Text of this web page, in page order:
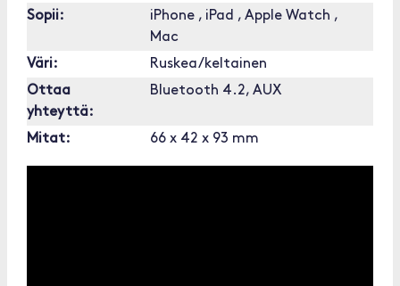
Sopii:
iPhone , iPad , Apple Watch ,
Mac
Väri:
Ruskea/keltainen
Ottaa
yhteyttä:
Bluetooth 4.2, AUX
Mitat: 66 x 42 x 93 mm